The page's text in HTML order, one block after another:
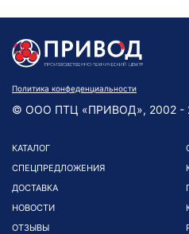
Политика конфеденциальности
© ООО ПТЦ «ПРИВОД», 2002 -
КАТАЛОГ
СПЕЦПРЕДЛОЖЕНИЯ
ДОСТАВКА
НОВОСТИ
ОТЗЫВЫ